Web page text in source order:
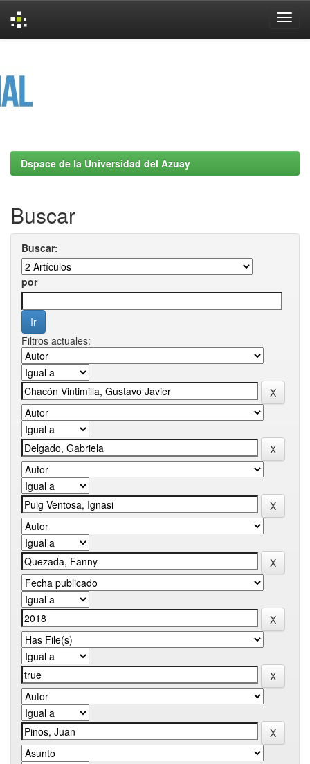
Dspace de la Universidad del Azuay
Buscar
Buscar:
por
Filtros actuales: